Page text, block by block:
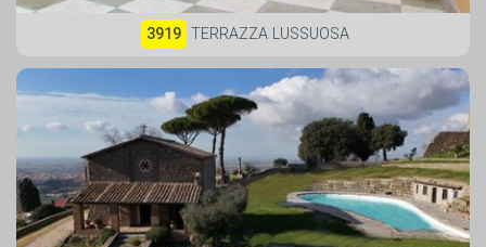
3919 TERRAZZA LUSSUOSA